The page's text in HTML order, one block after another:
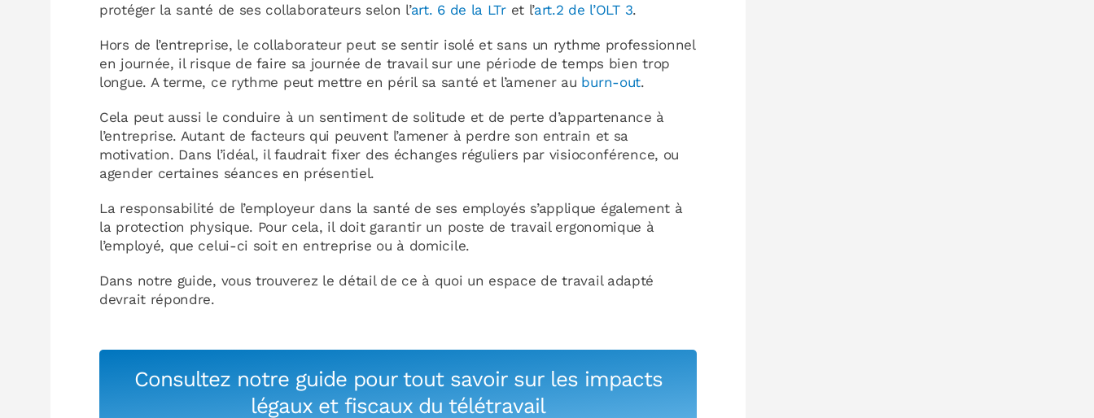
protéger la santé de ses collaborateurs selon l’art. 6 de la LTret l’art.2 de l’OLT 3.
Hors de l’entreprise, le collaborateur peut se sentir isolé et sans un rythme professionnel
en journée, il risque de faire sa journée de travail sur une période de temps bien trop
longue. A terme, ce rythme peut mettre en péril sa santé et l’amener au burn-out.
Cela peut aussi le conduire à un sentiment de solitude et de perte d’appartenance à
l’entreprise. Autant de facteurs qui peuvent l’amener à perdre son entrain et sa
motivation. Dans l’idéal, il faudrait fixer des échanges réguliers par visioconférence, ou
agender certaines séances en présentiel.
La responsabilité de l’employeur dans la santé de ses employés s’applique également à
la protection physique. Pour cela, il doit garantir un poste de travail ergonomique à
l’employé, que celui-ci soit en entreprise ou à domicile.
Dans notre guide, vous trouverez le détail de ce à quoi un espace de travail adapté
devrait répondre.
Consultez notre guide pour tout savoir sur les impacts
légaux et fiscaux du télétravail